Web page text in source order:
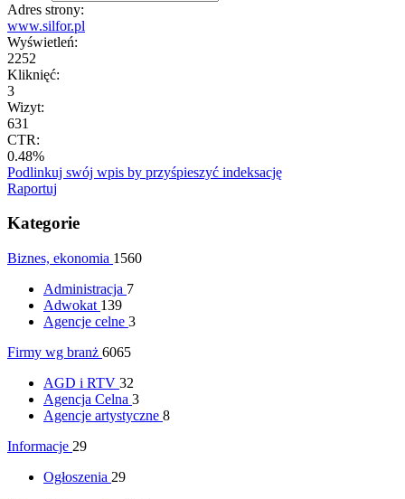
Adres strony:
www.silfor.pl
Wyświetleń:
2252
Kliknięć:
3
Wizyt:
631
CTR:
0.48%
Podlinkuj swój wpis by przyśpieszyć indeksację
Raportuj
Kategorie
Biznes, ekonomia 1560
Administracja 7
Adwokat 139
Agencje celne 3
Firmy wg branż 6065
AGD i RTV 32
Agencja Celna 3
Agencje artystyczne 8
Informacje 29
Ogłoszenia 29